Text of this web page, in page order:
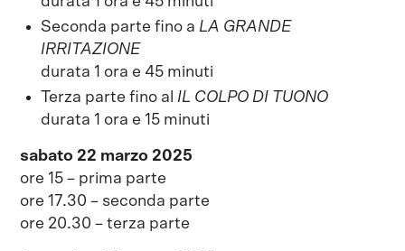
Seconda parte fino a LA GRANDE
IRRITAZIONE
durata 1 ora e 45 minuti
Terza parte fino al IL COLPO DI TUONO
durata 1 ora e 15 minuti
sabato 22 marzo 2025
ore 15 – prima parte
ore 17.30 – seconda parte
ore 20.30 – terza parte